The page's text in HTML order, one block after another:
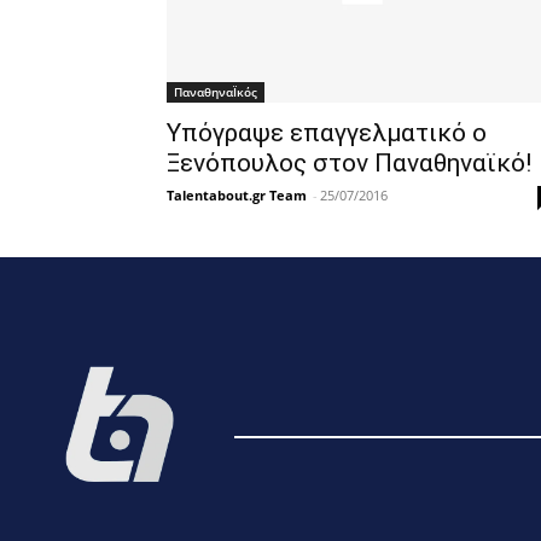
ΠαναθηναΪκός
Υπόγραψε επαγγελματικό ο
Ξενόπουλος στον Παναθηναϊκό!
Talentabout.gr Team - 25/07/2016